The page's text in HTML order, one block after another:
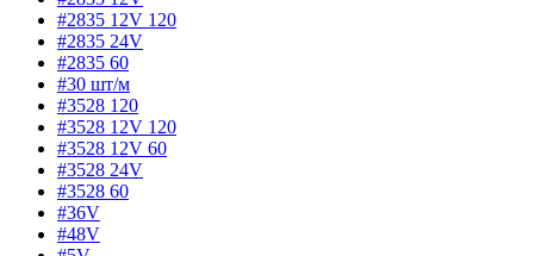
#2835 12V 120
#2835 24V
#2835 60
#30 шт/м
#3528 120
#3528 12V 120
#3528 12V 60
#3528 24V
#3528 60
#36V
#48V